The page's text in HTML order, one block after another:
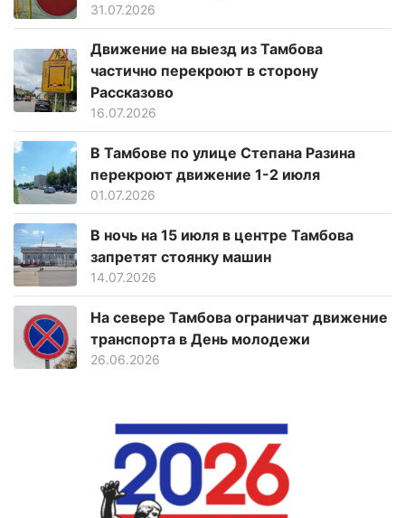
31.07.2026
Движение на выезд из Тамбова
частично перекроют в сторону
Рассказово
16.07.2026
В Тамбове по улице Степана Разина
перекроют движение 1-2 июля
01.07.2026
В ночь на 15 июля в центре Тамбова
запретят стоянку машин
14.07.2026
На севере Тамбова ограничат движение
транспорта в День молодежи
26.06.2026